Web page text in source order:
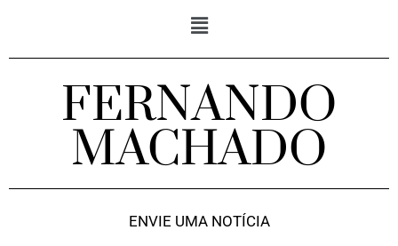
FERNANDO
MACHADO
ENVIE UMA NOTÍCIA